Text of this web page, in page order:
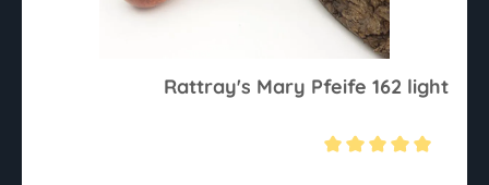
Rattray's Mary Pfeife 162 light